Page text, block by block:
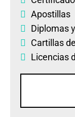
Apostillas
Diplomasy
Cartillas
Licencias